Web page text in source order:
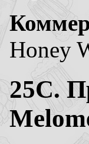
Honey
25C.